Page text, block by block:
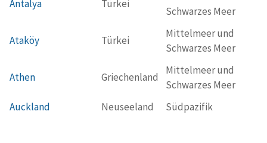
Antalya Türkei
Schwarzes Meer
Ataköy Türkei
Mittelmeer und
Schwarzes Meer
Athen Griechenland
Mittelmeer und
Schwarzes Meer
Auckland
Neuseeland Südpazifik